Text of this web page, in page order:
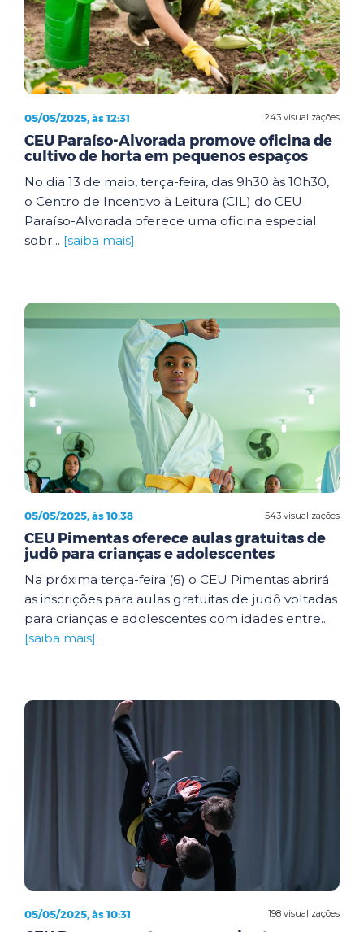
243 visualizações
05/05/2025, às 12:31
CEU Paraíso-Alvorada promove oficina de
cultivo de horta em pequenos espaços
No dia 13 de maio, terça-feira, das 9h30 às 10h30,
o Centro de Incentivo à Leitura (CIL) do CEU
Paraíso-Alvorada oferece uma oficina especial
sobr... [saiba mais]
543 visualizações
05/05/2025, às 10:38
CEU Pimentas oferece aulas gratuitas de
judô para crianças e adolescentes
Na próxima terça-feira (6) o CEU Pimentas abrirá
as inscrições para aulas gratuitas de judô voltadas
para crianças e adolescentes com idades entre...
[saiba mais]
198 visualizações
05/05/2025, às 10:31